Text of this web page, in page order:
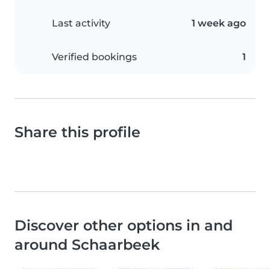
Last activity 1 week ago
Verified bookings 1
Share this profile
Discover other options in and
around Schaarbeek